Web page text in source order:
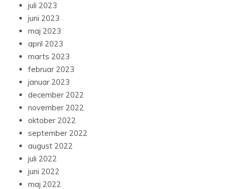
juli 2023
juni 2023
maj 2023
april 2023
marts 2023
februar 2023
januar 2023
december 2022
november 2022
oktober 2022
september 2022
august 2022
juli 2022
juni 2022
maj 2022